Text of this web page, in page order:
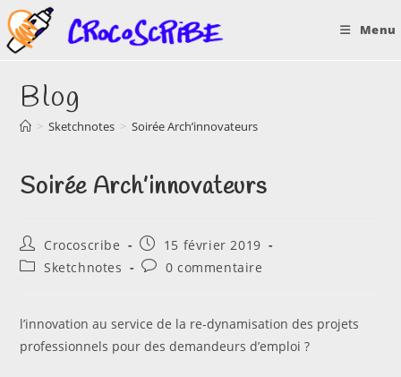
Skip
to
content
Menu
Blog
> Sketchnotes > Soirée Arch’innovateurs
Soirée Arch’innovateurs
Auteur/autrice
de
la
Crocoscribe
Publication
publiée :
15 février 2019
PostSketchnotes
Commentaires
publication :
0 commentaire
l’innovation au service de la re-dynamisation des projets
professionnels pour des demandeurs d’emploi ?